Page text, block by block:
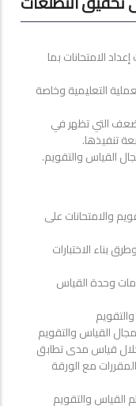
الامتحانات بما
التعليمية وخاصة
التي تظهر في
تنفيذها.
القياس والتقويم.
والامتحانات على
الاختبارات
وحدة القياس
القياس والتقويم
خلال قياس مدى تطابق
مع الورقة
والتقويم